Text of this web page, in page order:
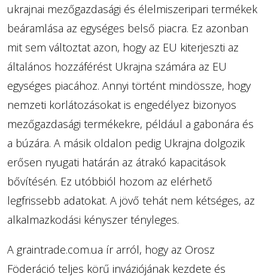
ukrajnai mezőgazdasági és élelmiszeripari termékek
beáramlása az egységes belső piacra. Ez azonban
mit sem változtat azon, hogy az EU kiterjeszti az
általános hozzáférést Ukrajna számára az EU
egységes piacához. Annyi történt mindössze, hogy
nemzeti korlátozásokat is engedélyez bizonyos
mezőgazdasági termékekre, például a gabonára és
a búzára. A másik oldalon pedig Ukrajna dolgozik
erősen nyugati határán az átrakó kapacitások
bővítésén. Ez utóbbiól hozom az elérhető
legfrissebb adatokat. A jövő tehát nem kétséges, az
alkalmazkodási kényszer tényleges.
A graintrade.com.ua ír arról, hogy az Orosz
Föderáció teljes körű inváziójának kezdete és